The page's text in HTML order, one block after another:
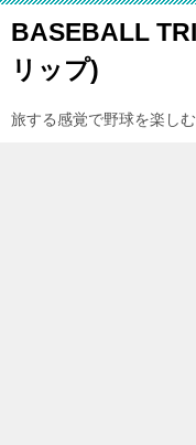
BASEBALL
リップ)
旅する感覚で野球を楽し